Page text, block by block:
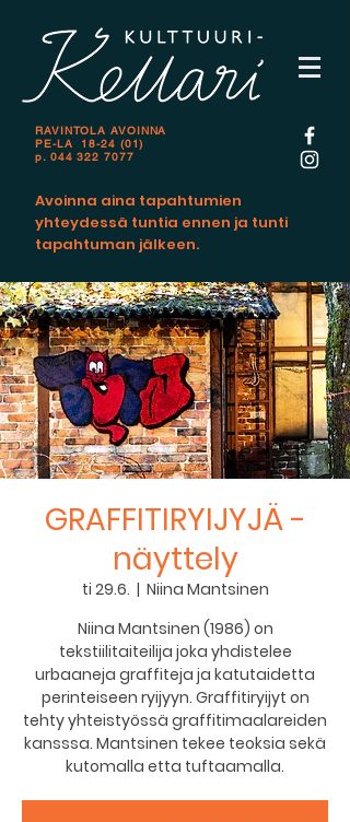
RAVINTOLA AVOINNA
PE-LA 18-24 (01)
p. 044 322 7077
Avoinna aina tapahtumien
yhteydessä tuntia ennen ja tunti
tapahtuman jälkeen.
GRAFFITIRYIJYJÄ -
näyttely
ti 29.6.
  |
Niina Mantsinen
Niina Mantsinen (1986) on
tekstiilitaiteilija joka yhdistelee
urbaaneja graffiteja ja katutaidetta
perinteiseen ryijyyn. Graffitiryijyt on
tehty yhteistyössä graffitimaalareiden
kansssa. Mantsinen tekee teoksia sekä
kutomalla etta tuftaamalla.